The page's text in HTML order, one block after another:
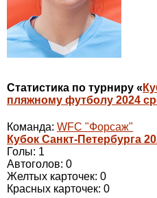
Статистика по турниру «
пляжному футболу 2024
Команда: WFC "Форсаж"
Кубок Санкт-Петербурга
Голы: 1
Автоголов: 0
Желтых карточек: 0
Красных карточек: 0